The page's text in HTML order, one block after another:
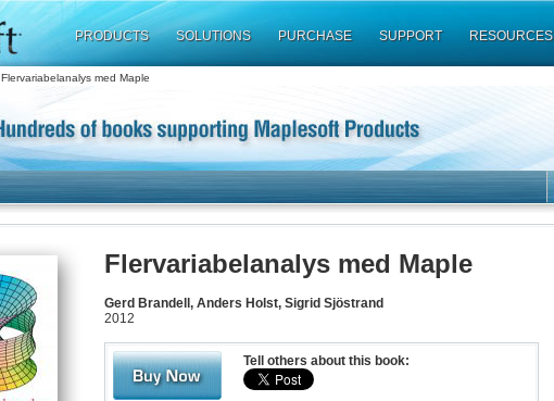
PRODUCTS SOLUTIONS PURCHASE SUPPORT RESOURCES
Flervariabelanalys med Maple
Flervariabelanalys med Maple
Gerd Brandell, Anders Holst, Sigrid Sjöstrand
2012
Tell others about this book: